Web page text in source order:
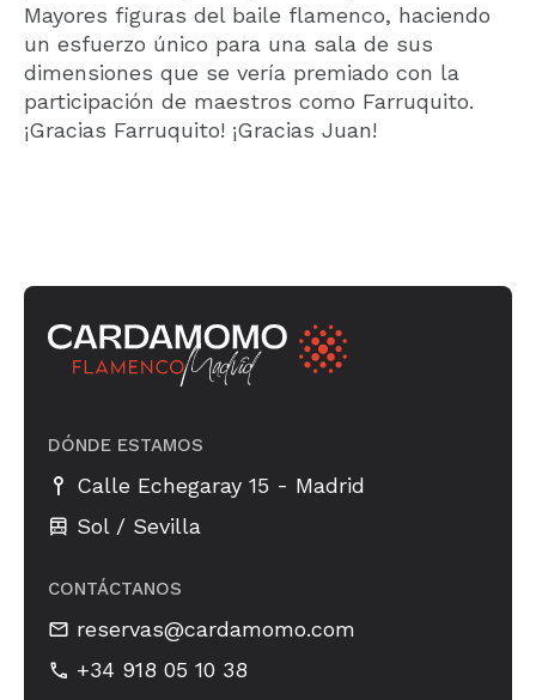
Mayores figuras del baile flamenco, haciendo
un esfuerzo único para una sala de sus
dimensiones que se vería premiado con la
participación de maestros como Farruquito.
¡Gracias Farruquito! ¡Gracias Juan!
DÓNDE ESTAMOS
Calle Echegaray 15 - Madrid
Sol / Sevilla
CONTÁCTANOS
reservas@cardamomo.com
+34 918 05 10 38